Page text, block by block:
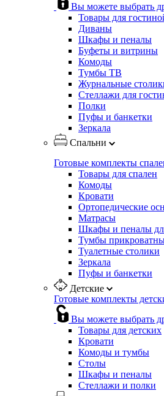
Вы можете выбрать
Товары для
Диваны
Шкафы и пеналы
Буфеты и витрины
Комоды
Тумбы ТВ
Журнальные
Стеллажи для
Полки
Пуфы и банкетки
Зеркала
Спальни
Готовые комплекты
Товары для спален
Комоды
Кровати
Ортопедические
Матрасы
Шкафы и пеналы
Тумбы
Туалетные столики
Зеркала
Пуфы и банкетки
Детские
Готовые комплекты
Вы можете выбрать
Товары для детских
Кровати
Комоды и тумбы
Столы
Шкафы и пеналы
Стеллажи и полки